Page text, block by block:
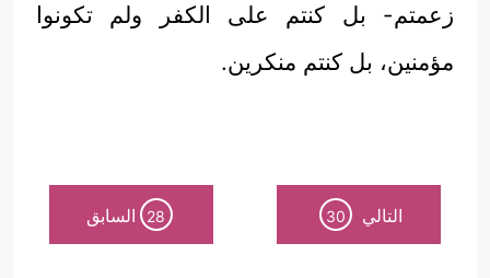
زعمتم- بل كنتم على الكفر ولم تكونوا
مؤمنين، بل كنتم منكرين.
التالي 30
28 السابق